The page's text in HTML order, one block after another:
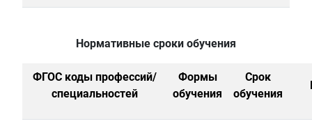
Нормативные сроки обучения
ФГОС коды профессий/
специальностей
Формы
обучения
Срок
обучения